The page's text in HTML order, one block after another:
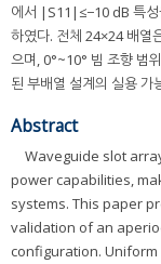
에서 |S11|≤−10 dB 특성
하였다. 전체 24×24 배열
으며, 0°~10° 빔 조향 범
된 부배열 설계의 실용 가
Abstract
Waveguide slot
power capabilities,
systems. This paper
validation of an
configuration.